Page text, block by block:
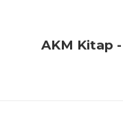
AKM Kitap